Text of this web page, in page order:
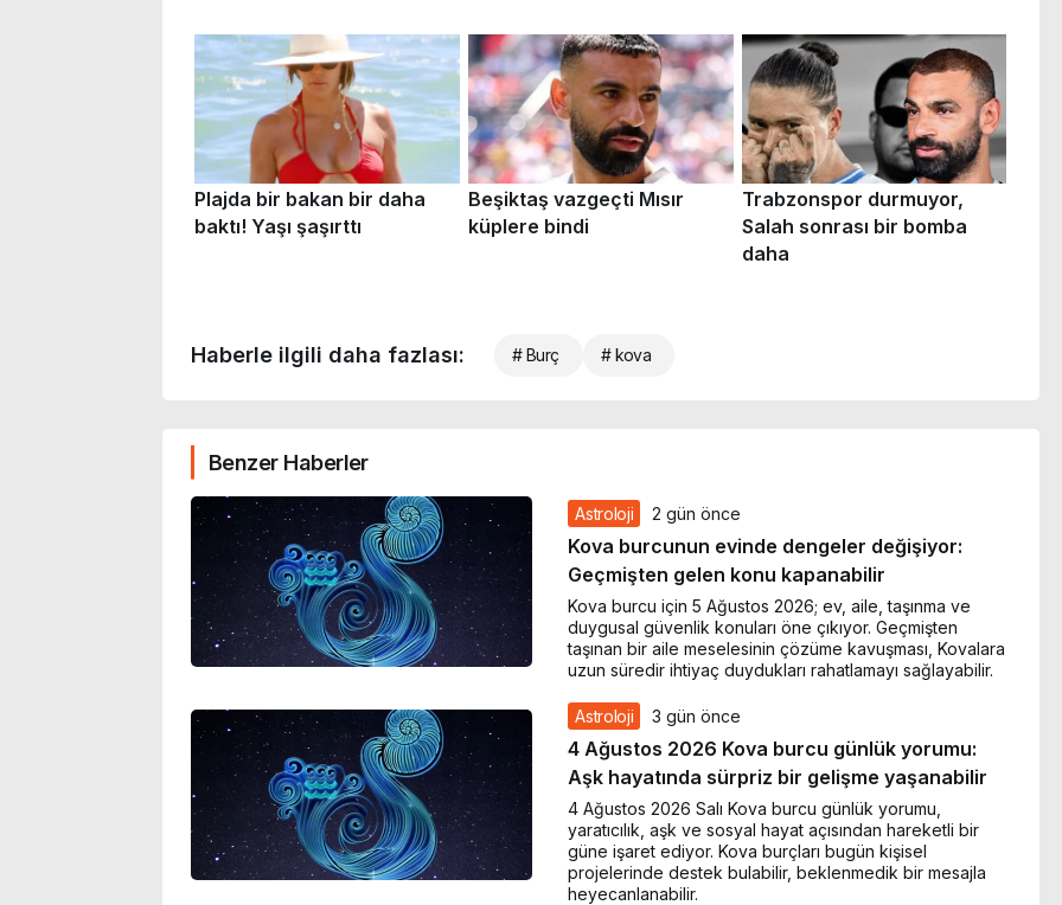
Haberle ilgili daha fazlası: # Burç # kova
Benzer Haberler
Astroloji 2 gün önce
Kova burcunun evinde dengeler değişiyor:
Geçmişten gelen konu kapanabilir
Kova burcu için 5 Ağustos 2026; ev, aile, taşınma ve
duygusal güvenlik konuları öne çıkıyor. Geçmişten
taşınan bir aile meselesinin çözüme kavuşması, Kovalara
uzun süredir ihtiyaç duydukları rahatlamayı sağlayabilir.
Astroloji 3 gün önce
4 Ağustos 2026 Kova burcu günlük yorumu:
Aşk hayatında sürpriz bir gelişme yaşanabilir
4 Ağustos 2026 Salı Kova burcu günlük yorumu,
yaratıcılık, aşk ve sosyal hayat açısından hareketli bir
güne işaret ediyor. Kova burçları bugün kişisel
projelerinde destek bulabilir, beklenmedik bir mesajla
heyecanlanabilir.